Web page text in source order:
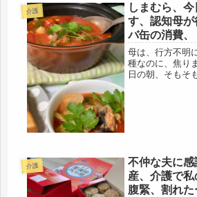
省していました
違い、私は、が
ん...
介護
しまむら、
す、認知母
バ缶の消費、
母は、行方不明
種なのに、焦り
日の朝、そもそ
介護
不仲な夫に
産、介護で私
腹緊、割れ